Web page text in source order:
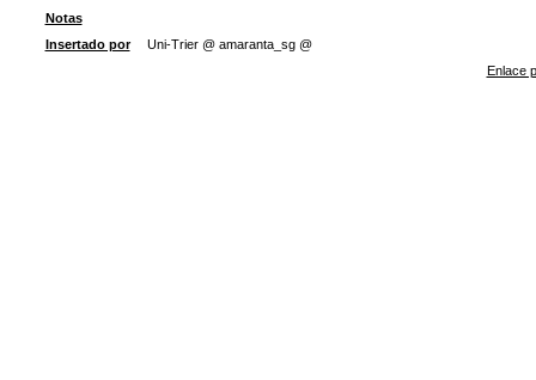
Notas
Insertado por
Uni-Trier @ amaranta_sg @
Enlace